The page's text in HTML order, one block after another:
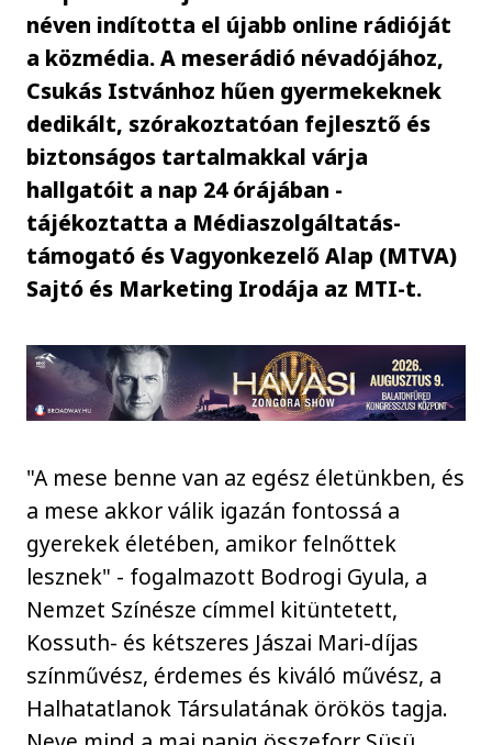
néven indította el újabb online rádióját
a közmédia. A meserádió névadójához,
Csukás Istvánhoz hűen gyermekeknek
dedikált, szórakoztatóan fejlesztő és
biztonságos tartalmakkal várja
hallgatóit a nap 24 órájában -
tájékoztatta a Médiaszolgáltatás-
támogató és Vagyonkezelő Alap (MTVA)
Sajtó és Marketing Irodája az MTI-t.
"A mese benne van az egész életünkben, és
a mese akkor válik igazán fontossá a
gyerekek életében, amikor felnőttek
lesznek" - fogalmazott Bodrogi Gyula, a
Nemzet Színésze címmel kitüntetett,
Kossuth- és kétszeres Jászai Mari-díjas
színművész, érdemes és kiváló művész, a
Halhatatlanok Társulatának örökös tagja.